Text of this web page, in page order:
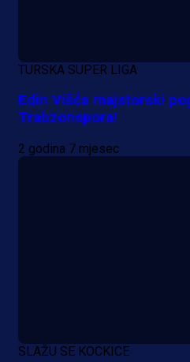
TURSKA SUPER LIGA
Edin Višća majstorski
Trabzonspora!
2 godina 7 mjesec
SLAŽU SE KOCKICE